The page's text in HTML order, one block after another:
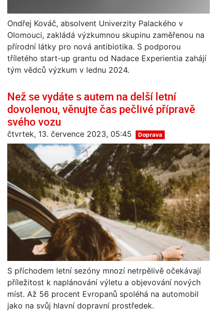
Ondřej Kováč, absolvent Univerzity Palackého v
Olomouci, zakládá výzkumnou skupinu zaměřenou na
přírodní látky pro nová antibiotika. S podporou
tříletého start-up grantu od Nadace Experientia zahájí
tým vědců výzkum v lednu 2024.
Než se vydáte s autem na delší letní
dovolenou, věnujte čas pečlivé přípravě
svého vozu
čtvrtek, 13. července 2023, 05:45 Doprava
S příchodem letní sezóny mnozí netrpělivě očekávají
příležitost k naplánování výletu a objevování nových
míst. Až 56 procent Evropanů spoléhá na automobil
jako na svůj hlavní dopravní prostředek.